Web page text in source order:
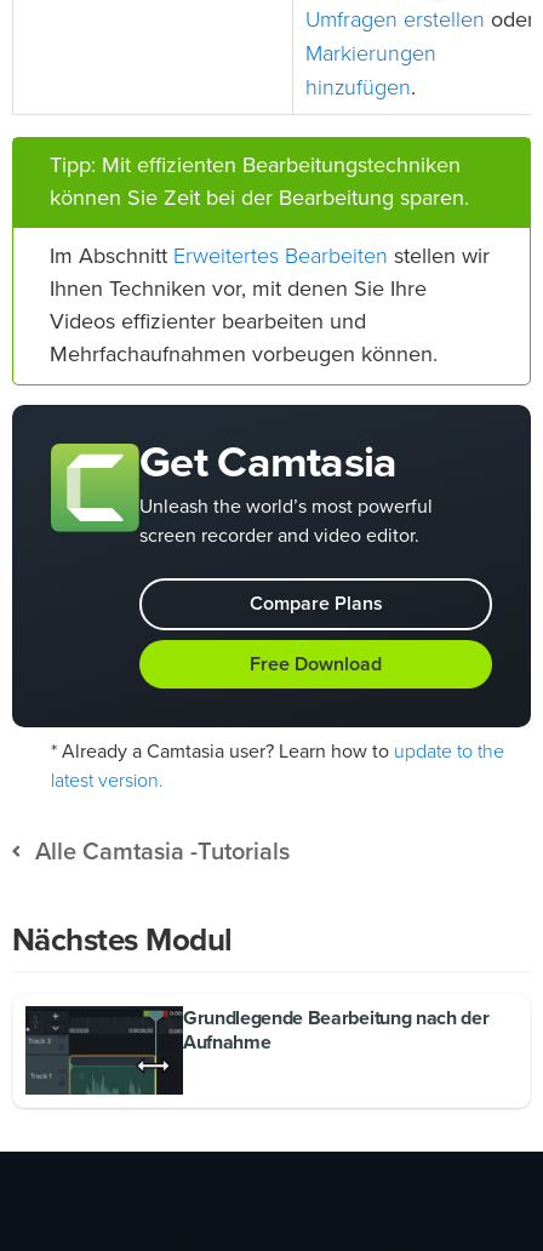
Umfragen erstellen oder
Markierungen
hinzufügen.
Tipp: Mit effizienten Bearbeitungstechniken
können Sie Zeit bei der Bearbeitung sparen.
Im Abschnitt Erweitertes Bearbeiten stellen wir
Ihnen Techniken vor, mit denen Sie Ihre
Videos effizienter bearbeiten und
Mehrfachaufnahmen vorbeugen können.
Get Camtasia
Unleash the world’s most powerful
screen recorder and video editor.
Compare Plans
Free Download
* Already a Camtasia user? Learn how to update to the
latest version.
Alle Camtasia -Tutorials
Nächstes Modul
Grundlegende Bearbeitung nach der
Aufnahme